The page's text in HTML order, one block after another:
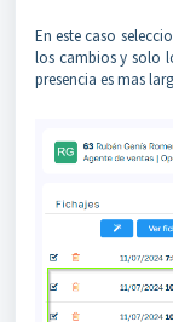
En este caso
los cambios y solo
presencia es mas